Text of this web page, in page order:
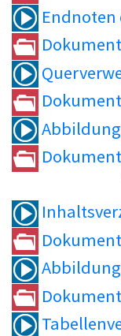
Dokument
Dokument
Dokument
Dokument
Dokument